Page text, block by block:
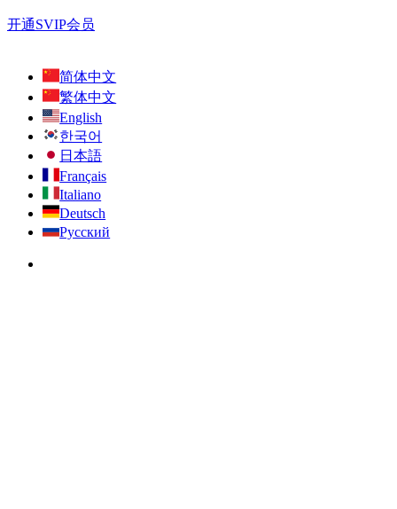
开通SVIP会员
简体中文
繁体中文
English
한국어
日本語
Français
Italiano
Deutsch
Русский